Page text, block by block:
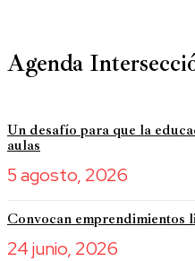
Agenda
Un desafío para que la
aulas
5 agosto, 2026
Convocan emprendimientos
24 junio, 2026